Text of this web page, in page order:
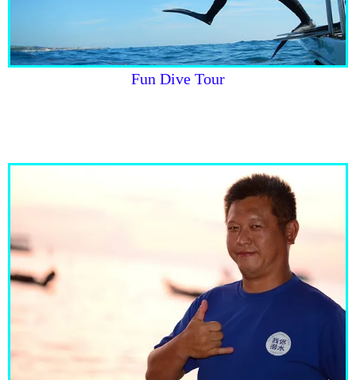
Fun Dive Tour